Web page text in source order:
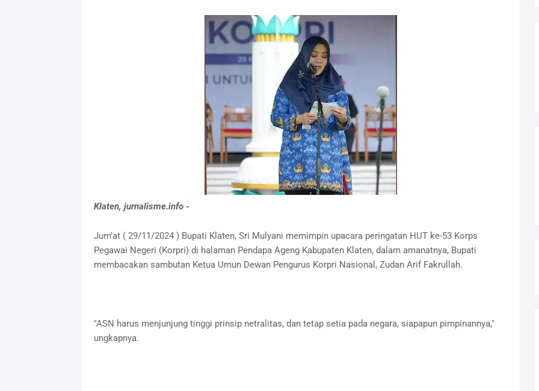
Klaten, jurnalisme.info -
Jum'at ( 29/11/2024 ) Bupati Klaten, Sri Mulyani memimpin upacara peringatan HUT ke-53 Korps
Pegawai Negeri (Korpri) di halaman Pendapa Ageng Kabupaten Klaten, dalam amanatnya, Bupati
membacakan sambutan Ketua Umun Dewan Pengurus Korpri Nasional, Zudan Arif Fakrullah.
"ASN harus menjunjung tinggi prinsip netralitas, dan tetap setia pada negara, siapapun pimpinannya,"
ungkapnya.